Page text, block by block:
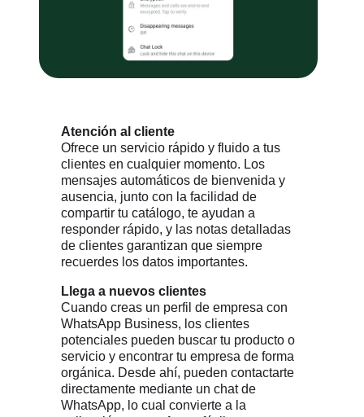
Atención al cliente
Ofrece un servicio rápido y fluido a tus
clientes en cualquier momento. Los
mensajes automáticos de bienvenida y
ausencia, junto con la facilidad de
compartir tu catálogo, te ayudan a
responder rápido, y las notas detalladas
de clientes garantizan que siempre
recuerdes los datos importantes.
Llega a nuevos clientes
Cuando creas un perfil de empresa con
WhatsApp Business, los clientes
potenciales pueden buscar tu producto o
servicio y encontrar tu empresa de forma
orgánica. Desde ahí, pueden contactarte
directamente mediante un chat de
WhatsApp, lo cual convierte a la